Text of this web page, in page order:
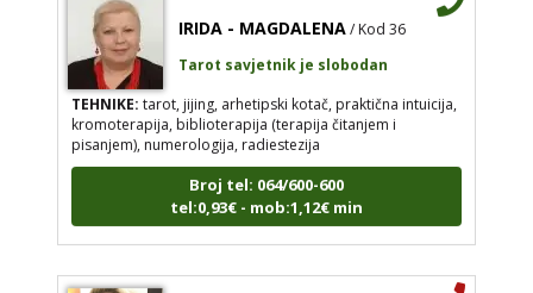
IRIDA - MAGDALENA / Kod 36
Tarot savjetnik je slobodan
TEHNIKE:tarot, jijing, arhetipski kotač, praktična intuicija,
kromoterapija, biblioterapija (terapija čitanjem i
pisanjem), numerologija, radiestezija
Broj tel: 064/600-600
tel:0,93€ - mob:1,12€ min